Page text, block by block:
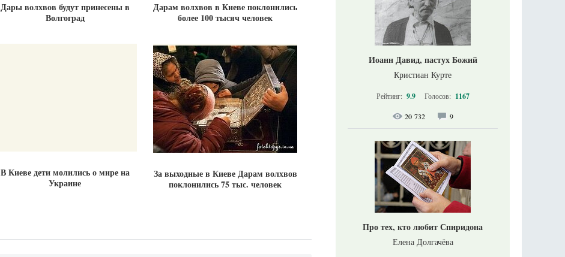
Дары волхвов будут принесены в
Волгоград
Дарам волхвов в Киеве поклонились
более 100 тысяч человек
В Киеве дети молились о мире на
Украине
За выходные в Киеве Дарам волхвов
поклонились 75 тыс. человек
Иоанн Давид, пастух Божий
Кристиан Курте
Рейтинг: 9.9 Голосов: 1167
20 732 9
Про тех, кто любит Спиридона
Елена Долгачёва